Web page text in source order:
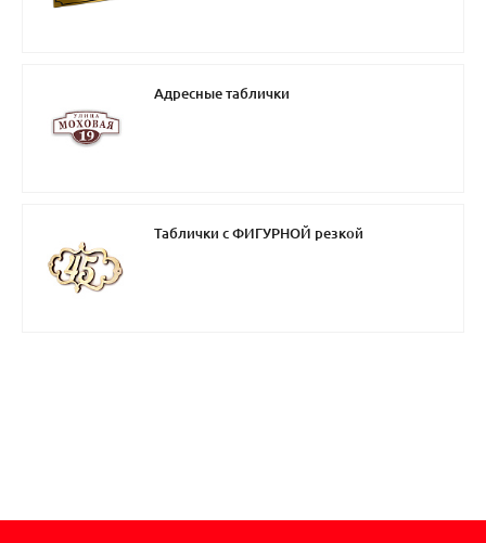
Адресные таблички
Таблички с ФИГУРНОЙ резкой